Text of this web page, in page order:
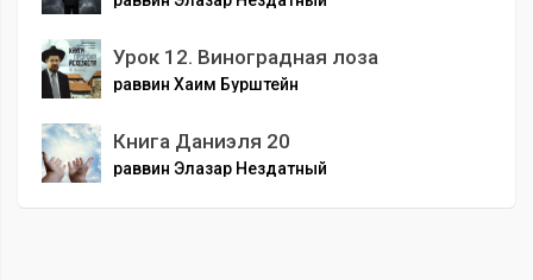
Урок 12. Виноградная лоза
раввин Хаим Бурштейн
Книга Даниэля 20
раввин Элазар Нездатный